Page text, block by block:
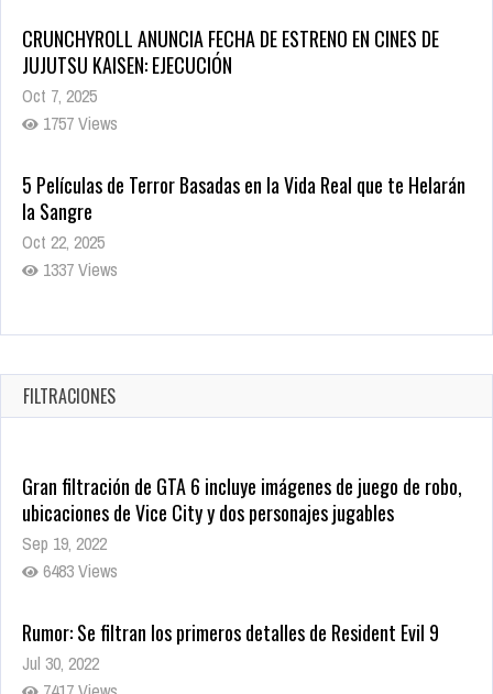
CRUNCHYROLL ANUNCIA FECHA DE ESTRENO EN CINES DE
JUJUTSU KAISEN: EJECUCIÓN
Oct 7, 2025
1757 Views
5 Películas de Terror Basadas en la Vida Real que te Helarán
la Sangre
Oct 22, 2025
1337 Views
Revive el terror: El conjuro 4: Últimos ritos ya está disponible
Oct 20, 2025
1379 Views
FILTRACIONES
Gran filtración de GTA 6 incluye imágenes de juego de robo,
ubicaciones de Vice City y dos personajes jugables
Sep 19, 2022
6483 Views
Rumor: Se filtran los primeros detalles de Resident Evil 9
Jul 30, 2022